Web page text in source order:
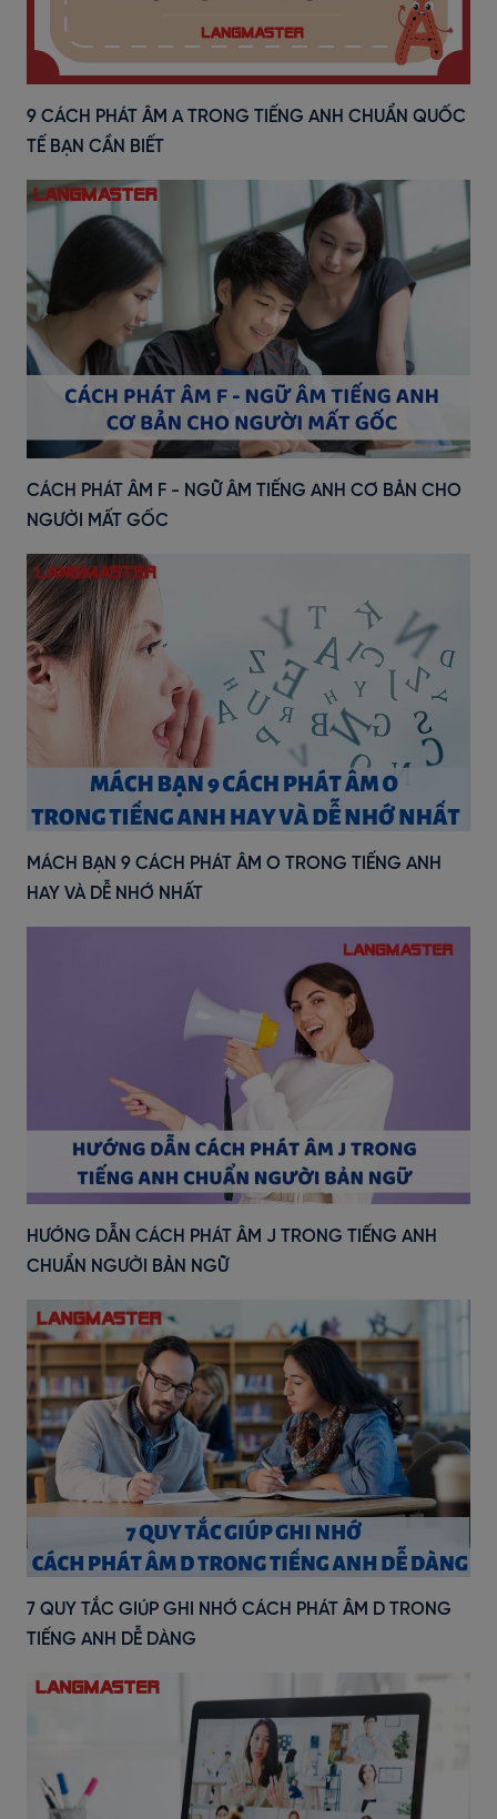
9 CÁCH PHÁT ÂM A TRONG TIẾNG ANH CHUẨN QUỐC
TẾ BẠN CẦN BIẾT
CÁCH PHÁT ÂM F - NGỮ ÂM TIẾNG ANH CƠ BẢN CHO
NGƯỜI MẤT GỐC
MÁCH BẠN 9 CÁCH PHÁT ÂM O TRONG TIẾNG ANH
HAY VÀ DỄ NHỚ NHẤT
HƯỚNG DẪN CÁCH PHÁT ÂM J TRONG TIẾNG ANH
CHUẨN NGƯỜI BẢN NGỮ
7 QUY TẮC GIÚP GHI NHỚ CÁCH PHÁT ÂM D TRONG
TIẾNG ANH DỄ DÀNG